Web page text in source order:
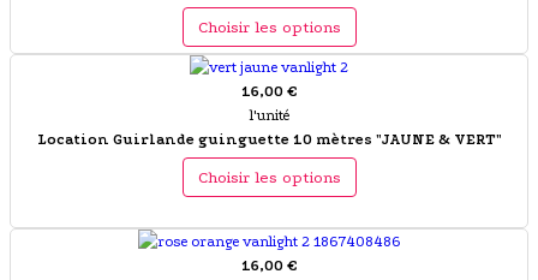
Choisir les options
16,00 €
l'unité
Location Guirlande guinguette 10 mètres "JAUNE & VERT"
Choisir les options
16,00 €